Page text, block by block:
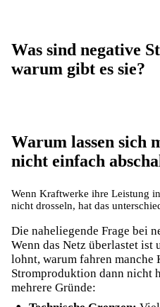
Was sind negative
warum gibt es sie?
Warum lassen sich
nicht einfach
Wenn Kraftwerke ihre Leistung
nicht drosseln, hat das
Die naheliegende Frage bei
Wenn das Netz überlastet
lohnt, warum fahren manche
Stromproduktion dann nicht
mehrere Gründe: